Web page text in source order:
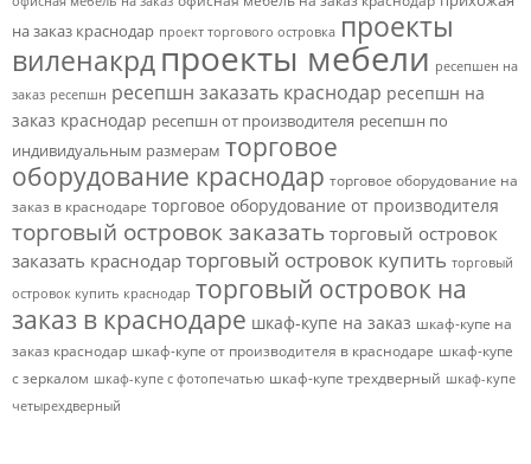
на заказ краснодар проект торгового островка проекты
виленакрдпроекты мебели ресепшен на
заказ ресепшн ресепшн заказать краснодар ресепшн на
заказ краснодар ресепшн от производителя ресепшн по
индивидуальным размерам торговое
оборудование краснодар торговое оборудование на
заказ в краснодаре торговое оборудование от производителя
торговый островок заказать торговый островок
заказать краснодар торговый островок купить торговый
островок купить краснодар торговый островок на
заказ в краснодаре шкаф-купе на заказ шкаф-купе на
заказ краснодар шкаф-купе от производителя в краснодаре шкаф-купе
с зеркалом шкаф-купе с фотопечатью шкаф-купе трехдверный шкаф-купе
четырехдверный